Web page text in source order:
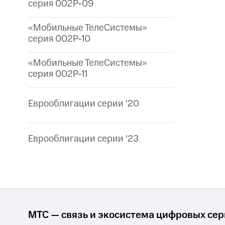
серия 002P-09
«Мобильные ТелеСистемы»
серия 002P-10
«Мобильные ТелеСистемы»
серия 002P-11
Еврооблигации серии '20
Еврооблигации серии '23
МТС — связь и экосистема цифровых